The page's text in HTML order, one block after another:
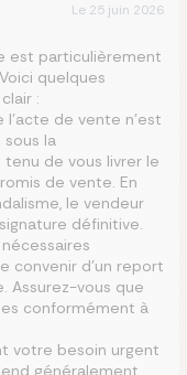
Le 25 juin 2026
est particulièrement
quelques
:
de vente n’est
la
de vous livrer le
de vente. En
le vendeur
définitive.
convenir d’un report
Assurez-vous que
conformément à
votre besoin urgent
généralement